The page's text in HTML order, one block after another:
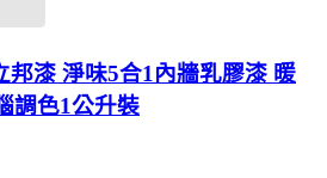
邦漆 淨味5合1內牆乳膠漆 暖
調色1公升裝